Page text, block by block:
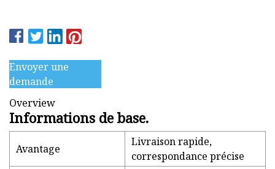
Envoyer une
demande
Overview
Informations de base.
Avantage
Livraison rapide,
correspondance précise